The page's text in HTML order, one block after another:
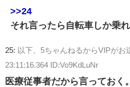
>>24
それ言ったら自転車しか乗れ
25: 以下、5ちゃんねるからVIPがお
23:11:16.364 ID:Vo9KdLuNr
医療従事者だから言っておく。